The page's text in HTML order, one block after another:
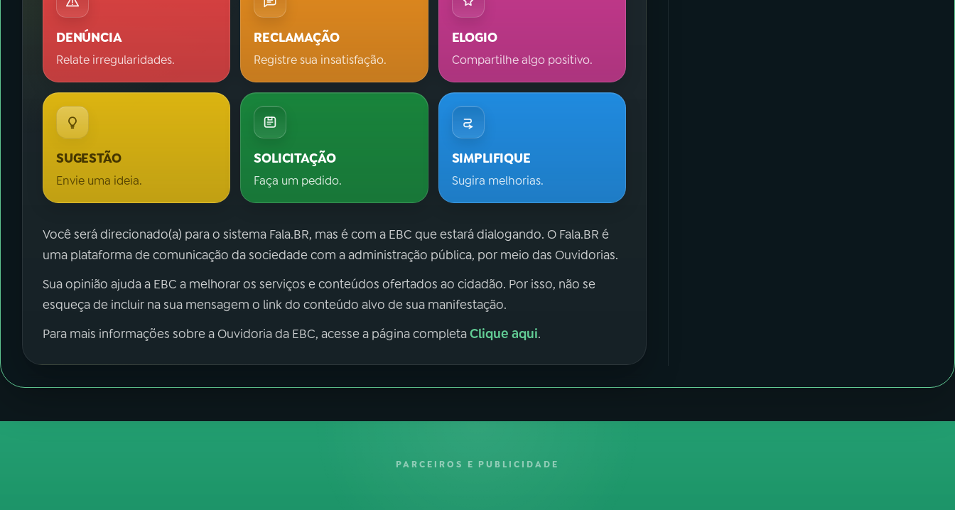
DENÚNCIA
Relate irregularidades.
RECLAMAÇÃO
Registre sua insatisfação.
ELOGIO
Compartilhe algo positivo.
SUGESTÃO
Envie uma ideia.
SOLICITAÇÃO
Faça um pedido.
SIMPLIFIQUE
Sugira melhorias.
Você será direcionado(a) para o sistema Fala.BR, mas é com a EBC que estará dialogando. O Fala.BR é
uma plataforma de comunicação da sociedade com a administração pública, por meio das Ouvidorias.
Sua opinião ajuda a EBC a melhorar os serviços e conteúdos ofertados ao cidadão. Por isso, não se
esqueça de incluir na sua mensagem o link do conteúdo alvo de sua manifestação.
Para mais informações sobre a Ouvidoria da EBC, acesse a página completaClique aqui.
PARCEIROS E PUBLICIDADE